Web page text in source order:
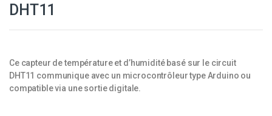
DHT11
Ce capteur de température et d’humidité basé sur le circuit
DHT11 communique avec un microcontrôleur type Arduino ou
compatible via une sortie digitale.